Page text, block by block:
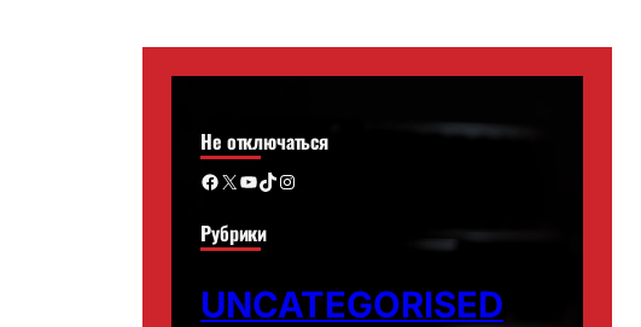
Не отключаться
Facebook X YouTube TikTok Instagram
Рубрики
UNCATEGORISED